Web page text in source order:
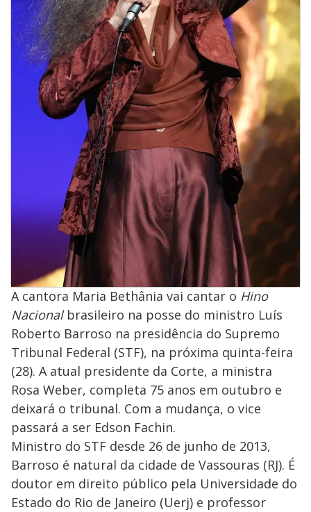
A cantora Maria Bethânia vai cantar o Hino
Nacionalbrasileiro na posse do ministro Luís
Roberto Barroso na presidência do Supremo
Tribunal Federal (STF), na próxima quinta-feira
(28). A atual presidente da Corte, a ministra
Rosa Weber, completa 75 anos em outubro e
deixará o tribunal. Com a mudança, o vice
passará a ser Edson Fachin.
Ministro do STF desde 26 de junho de 2013,
Barroso é natural da cidade de Vassouras (RJ). É
doutor em direito público pela Universidade do
Estado do Rio de Janeiro (Uerj) e professor